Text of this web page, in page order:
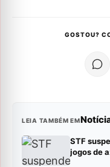
GOSTOU?
LEIA TAMBÉM EM
STF
jogos de